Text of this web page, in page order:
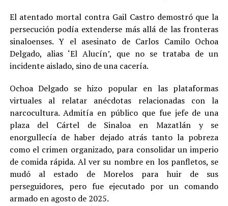
El atentado mortal contra Gail Castro demostró que la
persecución podía extenderse más allá de las fronteras
sinaloenses. Y el asesinato de Carlos Camilo Ochoa
Delgado, alias ‘El Alucín’, que no se trataba de un
incidente aislado, sino de una cacería.
Ochoa Delgado se hizo popular en las plataformas
virtuales al relatar anécdotas relacionadas con la
narcocultura. Admitía en público que fue jefe de una
plaza del Cártel de Sinaloa en Mazatlán y se
enorgullecía de haber dejado atrás tanto la pobreza
como el crimen organizado, para consolidar un imperio
de comida rápida. Al ver su nombre en los panfletos, se
mudó al estado de Morelos para huir de sus
perseguidores, pero fue ejecutado por un comando
armado en agosto de 2025.